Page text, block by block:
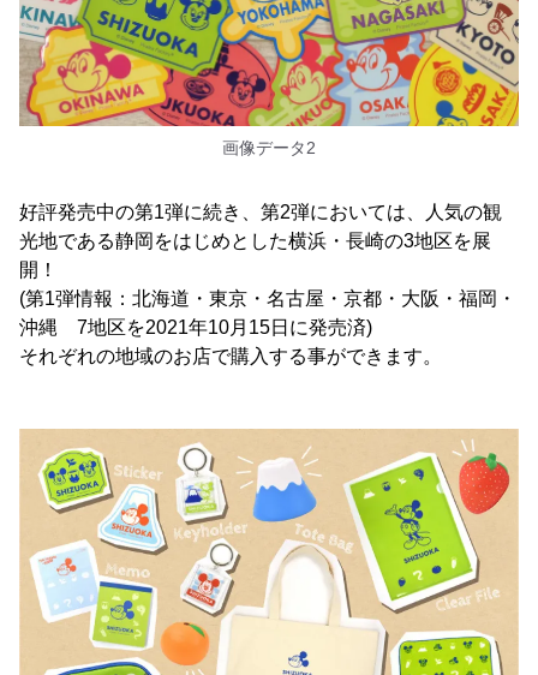
画像データ2
好評発売中の第1弾に続き、第2弾においては、人気の観
光地である静岡をはじめとした横浜・長崎の3地区を展
開！
(第1弾情報：北海道・東京・名古屋・京都・大阪・福岡・
沖縄 7地区を2021年10月15日に発売済)
それぞれの地域のお店で購入する事ができます。